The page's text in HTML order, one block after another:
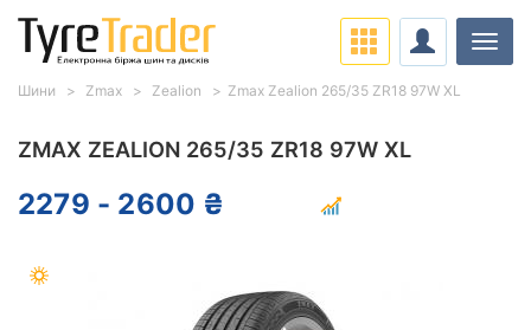
ZMAX ZEALION 265/35 ZR18 97W XL
2279 - 2600 ₴
Шини Zmax Zealion Zmax Zealion 265/35 ZR18 97W XL